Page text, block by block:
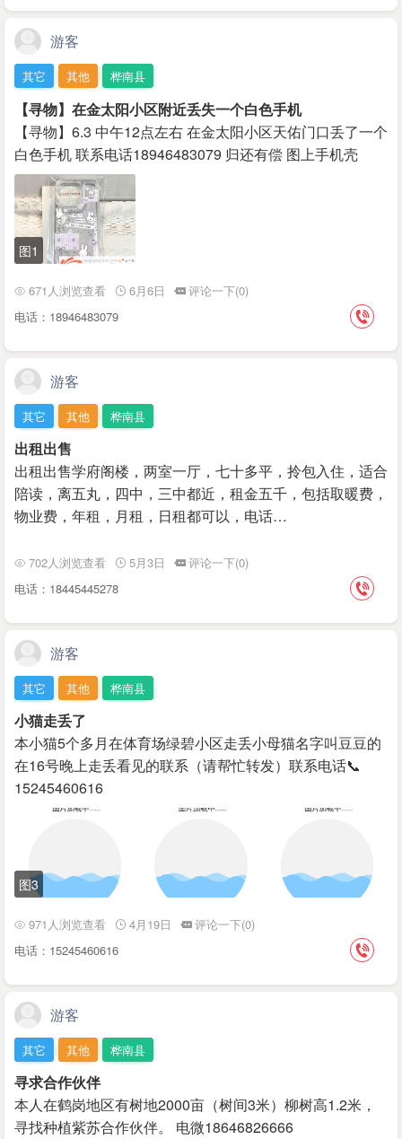
游客
其它 其他 桦南县
【寻物】在金太阳小区附近丢失一个白色手机
【寻物】6.3 中午12点左右 在金太阳小区天佑门口丢了一个
白色手机 联系电话18946483079 归还有偿 图上手机壳
图1
671人浏览查看 6月6日
评论一下(0)
电话：18946483079
游客
其它 其他 桦南县
出租出售
出租出售学府阁楼，两室一厅，七十多平，拎包入住，适合
陪读，离五丸，四中，三中都近，租金五千，包括取暖费，
物业费，年租，月租，日租都可以，电话…
702人浏览查看 5月3日
评论一下(0)
电话：18445445278
游客
其它 其他 桦南县
小猫走丢了
本小猫5个多月在体育场绿碧小区走丢小母猫名字叫豆豆的
在16号晚上走丢看见的联系（请帮忙转发）联系电话📞
15245460616
图3
971人浏览查看 4月19日
评论一下(0)
电话：15245460616
游客
其它 其他 桦南县
寻求合作伙伴
本人在鹤岗地区有树地2000亩（树间3米）柳树高1.2米，
寻找种植紫苏合作伙伴。 电微18646826666